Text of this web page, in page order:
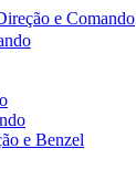
e Comando
e Benzel